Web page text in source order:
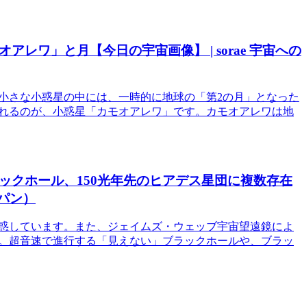
アレワ」と月【今日の宇宙画像】 | sorae 宇宙への
な小惑星の中には、一時的に地球の「第2の月」となった
るのが、小惑星「カモオアレワ」です。カモオアレワは地
クホール、150光年先のヒアデス星団に複数存在
ン）
ています。また、ジェイムズ・ウェッブ宇宙望遠鏡によ
超音速で進行する「見えない」ブラックホールや、ブラッ